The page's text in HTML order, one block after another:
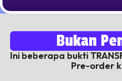
Bukan
Ini beberapa bukti
Pre-order